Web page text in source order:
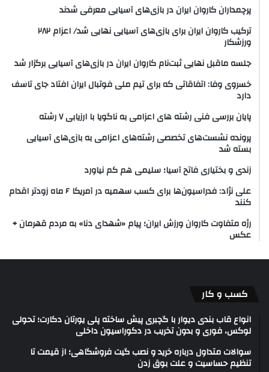
پرچمداران کاروان ایران در بازی‌های آسیایی معرفی شدند
ترکیب کاروان ایران برای بازی‌های آسیایی نهایی شد/ اعزام ۲۸۲
ورزشکار
جلسه ماقبل نهایی ثبت‌نام کاروان ایران در بازی‌های آسیایی برگزار شد
خسروی وفا: اتفاقاتی که برای تیم ملی فوتبال ایران افتاد جای تاسف
دارد
پایان بررسی فنی رشته های اعزامی به ناگویا با ارزیابی ۷ رشته
پرونده نشست‌های تخصصی رشته‌های اعزامی به بازی‌های آسیایی
بسته شد
زندی و بختیاری فاتح آسیا؛ سلیمی هم کم نیاورد
علی نژاد: فدراسیون‌ها برای کسب سهمیه در آمریکا ۶ ماه زودتر اقدام
کنند
رژه متفاوت کاروان ورزش ایران؛ پیام «شهدای دنا» به مردم قهرمان +
عکس
کسب و کار
انواع قاب بندی دیوار با گچبری پیش ساخته پلی یورتان دکارت؛ تحولی
لوکس، فوری و بدون تخریب در دکوراسیون داخلی
سوالات متداول درباره خرید و نصب گیت فروشگاهی؛ از قیمت تا
تنظیم حساسیت و علت بوق زدن